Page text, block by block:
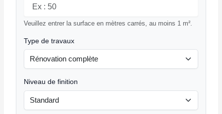
Veuillez entrer la surface en mètres carrés, au moins 1 m².
Type de travaux
Niveau de finition